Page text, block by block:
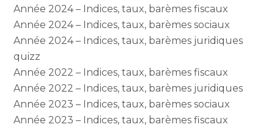
Année 2024 – Indices, taux, barèmes fiscaux
Année 2024 – Indices, taux, barèmes sociaux
Année 2024 – Indices, taux, barèmes juridiques
quizz
Année 2022 – Indices, taux, barèmes fiscaux
Année 2022 – Indices, taux, barèmes juridiques
Année 2023 – Indices, taux, barèmes sociaux
Année 2023 – Indices, taux, barèmes fiscaux